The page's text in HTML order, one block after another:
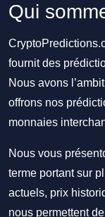
Qui
fournit des
Nous avons
offrons nos
monnaies
Nous vous
terme portant sur
actuels, prix
nous permettent